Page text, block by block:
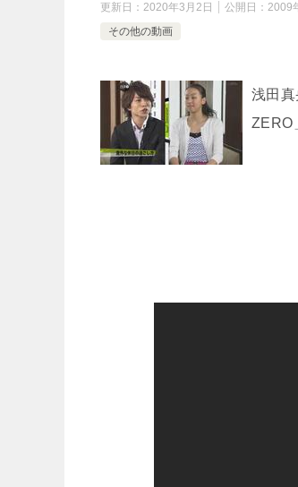
更新日： 2020年3月2日 公開日： 2009
その他の動画
浅田
ZERO